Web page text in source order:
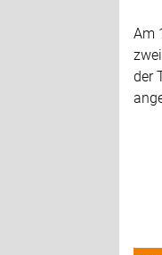
Am
der